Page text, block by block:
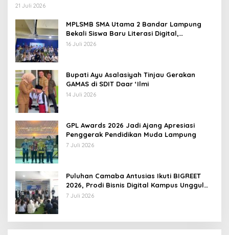
21 Juli 2026
MPLSMB SMA Utama 2 Bandar Lampung
Bekali Siswa Baru Literasi Digital,
Jurnalistik, dan Etika Bermedia Sosial
16 Juli 2026
Bupati Ayu Asalasiyah Tinjau Gerakan
GAMAS di SDIT Daar ‘Ilmi
14 Juli 2026
GPL Awards 2026 Jadi Ajang Apresiasi
Penggerak Pendidikan Muda Lampung
7 Juli 2026
Puluhan Camaba Antusias Ikuti BIGREET
2026, Prodi Bisnis Digital Kampus Unggul
IIB Darmajaya Hadirkan Deretan
7 Juli 2026